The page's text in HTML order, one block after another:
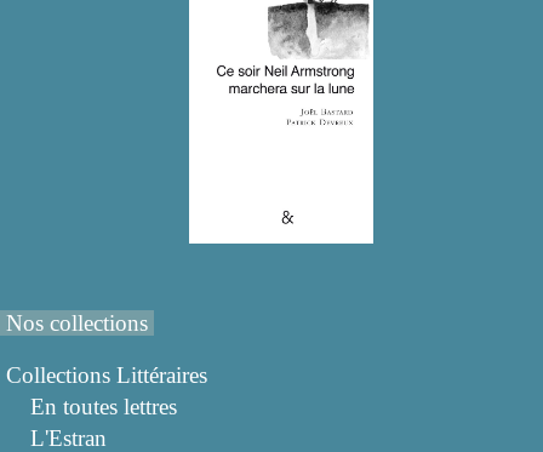
Nos collections
Collections Littéraires
En toutes lettres
L'Estran